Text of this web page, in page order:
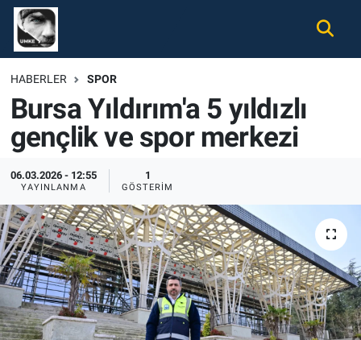
HABERLER SPOR
Bursa Yıldırım'a 5 yıldızlı
gençlik ve spor merkezi
06.03.2026 - 12:55
YAYINLANMA
1
GÖSTERIM
Gündem
Ekonomi
Spor
Magazin
Tüm Haberler
İletişim
Künye
Nöbetçi Eczaneler
Hava Durumu
Namaz Vakitleri
Trafik Durumu
Süper Lig Puan Durumu ve Fikstür
Tüm Manşetler
Son Dakika Haberleri